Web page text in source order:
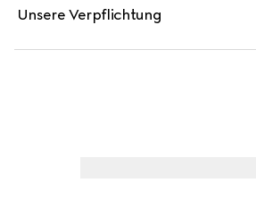
Unsere Verpflichtung